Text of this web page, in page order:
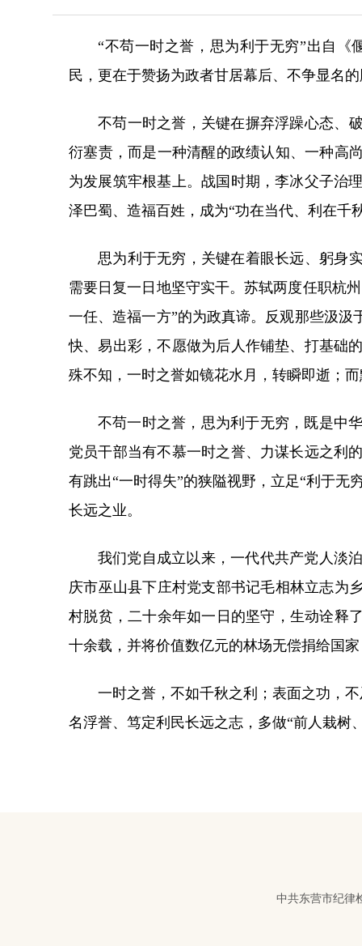
“不苟一时之誉，思为利于无穷”出自
民，更在于赞扬为政者甘居幕后、不争显名
不苟一时之誉，关键在摒弃浮躁心态、
衍塞责，而是一种清醒的政绩认知、一种高
为发展筑牢根基上。战国时期，李冰父子治
泽巴蜀、造福百姓，成为“功在当代、利在千
思为利于无穷，关键在着眼长远、躬身
需要日复一日地坚守实干。苏轼两度任职杭
一任、造福一方”的为政真谛。反观那些汲
快、易出彩，不愿做为后人作铺垫、打基础
殊不知，一时之誉如镜花水月，转瞬即逝；
不苟一时之誉，思为利于无穷，既是中
党员干部当有不慕一时之誉、力谋长远之利
有跳出“一时得失”的狭隘视野，立足“利于
长远之业。
我们党自成立以来，一代代共产党人淡
庆市巫山县下庄村党支部书记毛相林立志为
村脱贫，二十余年如一日的坚守，生动诠释
十余载，并将价值数亿元的林场无偿捐给国
一时之誉，不如千秋之利；表面之功，
名浮誉、笃定利民长远之志，多做“前人栽树
中共东营市纪